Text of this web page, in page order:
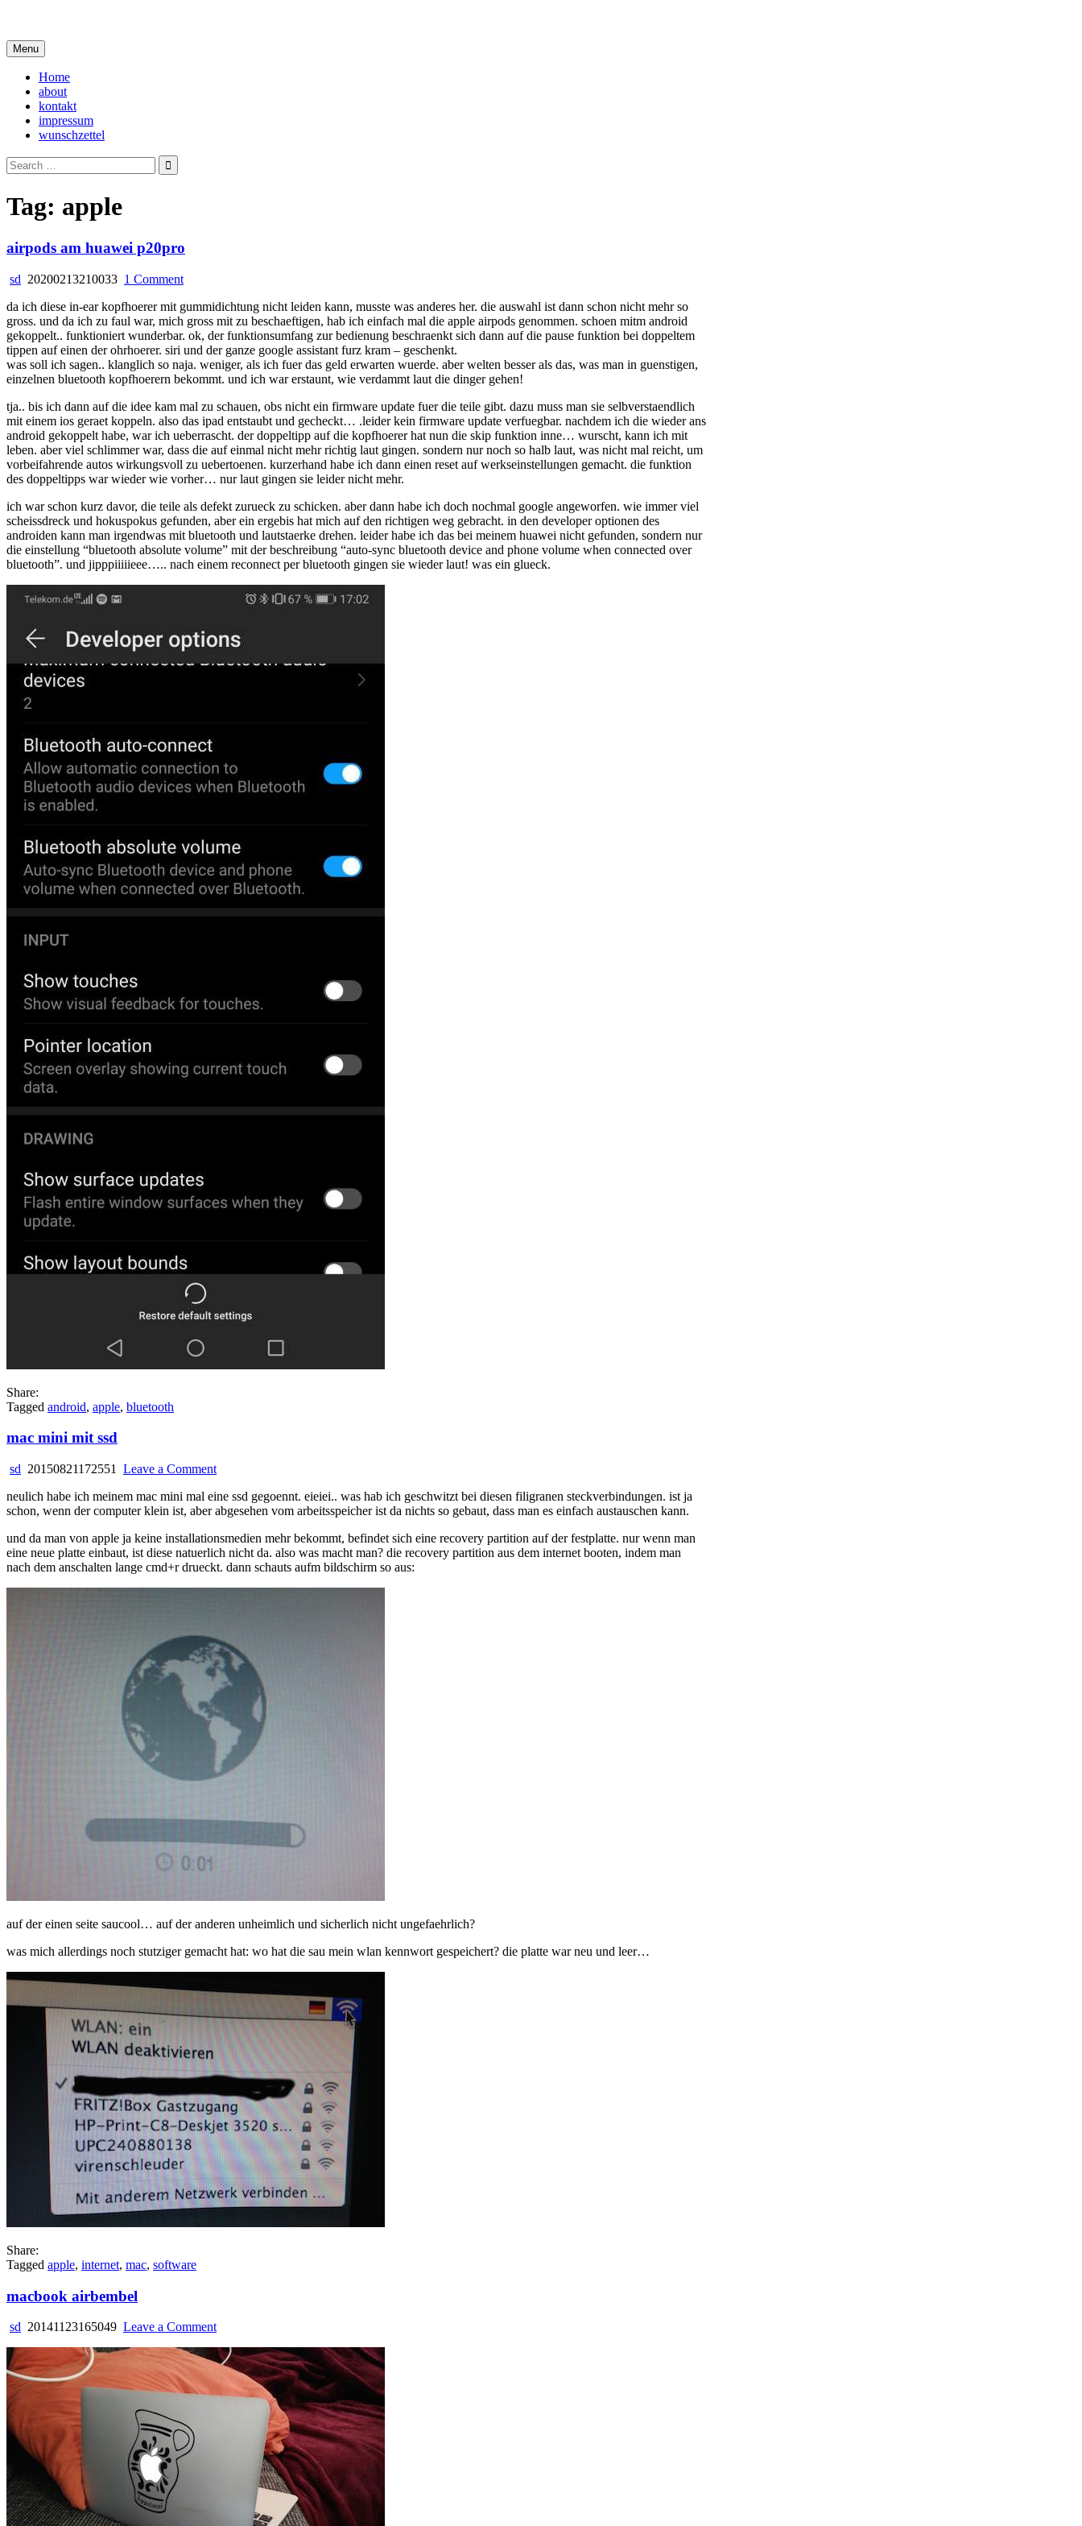
content
Menu
Home
about
kontakt
impressum
wunschzettel
Search
for:
Tag: apple
airpods am huawei p20pro
sd 20200213210033 1 Commenton
am
huawei
p20pro
da ich diese in-ear kopfhoerer mit gummidichtung nicht leiden kann, musste was anderes her. die auswahl ist dann schon nicht mehr so
gross. und da ich zu faul war, mich gross mit zu beschaeftigen, hab ich einfach mal die apple airpods genommen. schoen mitm android
gekoppelt.. funktioniert wunderbar. ok, der funktionsumfang zur bedienung beschraenkt sich dann auf die pause funktion bei doppeltem
tippen auf einen der ohrhoerer. siri und der ganze google assistant furz kram – geschenkt.
was soll ich sagen.. klanglich so naja. weniger, als ich fuer das geld erwarten wuerde. aber welten besser als das, was man in guenstigen,
einzelnen bluetooth kopfhoerern bekommt. und ich war erstaunt, wie verdammt laut die dinger gehen!
tja.. bis ich dann auf die idee kam mal zu schauen, obs nicht ein firmware update fuer die teile gibt. dazu muss man sie selbverstaendlich
mit einem ios geraet koppeln. also das ipad entstaubt und gecheckt… .leider kein firmware update verfuegbar. nachdem ich die wieder ans
android gekoppelt habe, war ich ueberrascht. der doppeltipp auf die kopfhoerer hat nun die skip funktion inne… wurscht, kann ich mit
leben. aber viel schlimmer war, dass die auf einmal nicht mehr richtig laut gingen. sondern nur noch so halb laut, was nicht mal reicht, um
vorbeifahrende autos wirkungsvoll zu uebertoenen. kurzerhand habe ich dann einen reset auf werkseinstellungen gemacht. die funktion
des doppeltipps war wieder wie vorher… nur laut gingen sie leider nicht mehr.
ich war schon kurz davor, die teile als defekt zurueck zu schicken. aber dann habe ich doch nochmal google angeworfen. wie immer viel
scheissdreck und hokuspokus gefunden, aber ein ergebis hat mich auf den richtigen weg gebracht. in den developer optionen des
androiden kann man irgendwas mit bluetooth und lautstaerke drehen. leider habe ich das bei meinem huawei nicht gefunden, sondern nur
die einstellung “bluetooth absolute volume” mit der beschreibung “auto-sync bluetooth device and phone volume when connected over
bluetooth”. und jipppiiiiieee….. nach einem reconnect per bluetooth gingen sie wieder laut! was ein glueck.
Share:
Tagged android, apple, bluetooth
mac mini mit ssd
sd 20150821172551 Leave a Commenton
mini
mit
neulich habe ich meinem mac mini mal eine ssd gegoennt. eieiei.. was hab ich geschwitzt bei diesen filigranen steckverbindungen. ist ja
schon, wenn der computer klein ist, aber abgesehen vom arbeitsspeicher ist da nichts so gebaut, dass man es einfach austauschen kann.
und da man von apple ja keine installationsmedien mehr bekommt, befindet sich eine recovery partition auf der festplatte. nur wenn man
eine neue platte einbaut, ist diese natuerlich nicht da. also was macht man? die recovery partition aus dem internet booten, indem man
nach dem anschalten lange cmd+r drueckt. dann schauts aufm bildschirm so aus:
auf der einen seite saucool… auf der anderen unheimlich und sicherlich nicht ungefaehrlich?
was mich allerdings noch stutziger gemacht hat: wo hat die sau mein wlan kennwort gespeichert? die platte war neu und leer…
Share:
Tagged apple, internet, mac, software
macbook airbembel
sd 20141123165049 Leave a Commenton
airbembel